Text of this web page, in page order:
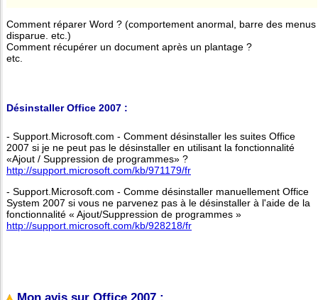
Comment réparer Word ? (comportement anormal, barre des menus
disparue. etc.)
Comment récupérer un document après un plantage ?
etc.
Désinstaller Office 2007 :
- Support.Microsoft.com - Comment désinstaller les suites Office
2007 si je ne peut pas le désinstaller en utilisant la fonctionnalité
«Ajout / Suppression de programmes» ?
http://support.microsoft.com/kb/971179/fr
- Support.Microsoft.com - Comme désinstaller manuellement Office
System 2007 si vous ne parvenez pas à le désinstaller à l'aide de la
fonctionnalité « Ajout/Suppression de programmes »
http://support.microsoft.com/kb/928218/fr
Mon avis sur Office 2007 :